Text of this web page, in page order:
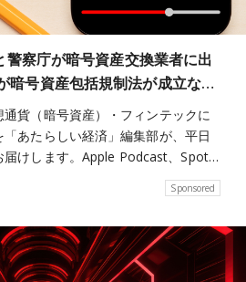
警察庁が暗号資産交換業者に出
暗号資産包括規制法が成立な…
貨（暗号資産）・フィンテックに
あたらしい経済」編集部が、平日
届けします。Apple Podcast、Spot…
Sponsored